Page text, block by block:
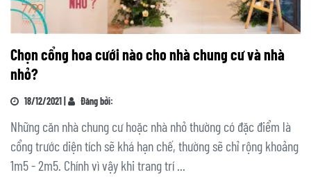
Chọn cổng hoa cưới nào cho nhà chung cư và nhà
nhỏ?
18/12/2021 | Đăng bởi:
Những căn nhà chung cư hoặc nhà nhỏ thường có đặc điểm là
cổng trước diện tích sẽ khá hạn chế, thường sẽ chỉ rộng khoảng
1m5 - 2m5. Chính vì vậy khi trang trí ...